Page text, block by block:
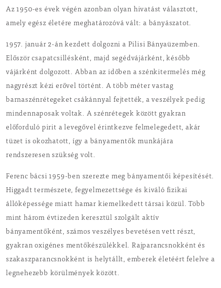
Az 1950-es évek végén azonban olyan hivatást választott,
amely egész életére meghatározóvá vált: a bányászatot.
1957. január 2-án kezdett dolgozni a Pilisi Bányaüzemben.
Először csapatcsillésként, majd segédvájárként, később
vájárként dolgozott. Abban az időben a szénkitermelés még
nagyrészt kézi erővel történt. A több méter vastag
barnaszénrétegeket csákánnyal fejtették, a veszélyek pedig
mindennaposak voltak. A szénrétegek között gyakran
előforduló pirit a levegővel érintkezve felmelegedett, akár
tüzet is okozhatott, így a bányamentők munkájára
rendszeresen szükség volt.
Ferenc bácsi 1959-ben szerezte meg bányamentői képesítését.
Higgadt természete, fegyelmezettsége és kiváló fizikai
állóképessége miatt hamar kiemelkedett társai közül. Több
mint három évtizeden keresztül szolgált aktív
bányamentőként, számos veszélyes bevetésen vett részt,
gyakran oxigénes mentőkészülékkel. Rajparancsnokként és
szakaszparancsnokként is helytállt, emberek életéért felelve a
legnehezebb körülmények között.